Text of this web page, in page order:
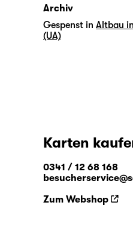
Archiv
Gespenst in Altbau
(UA)
Karten
0341 / 12 68 168
Zum Webshop